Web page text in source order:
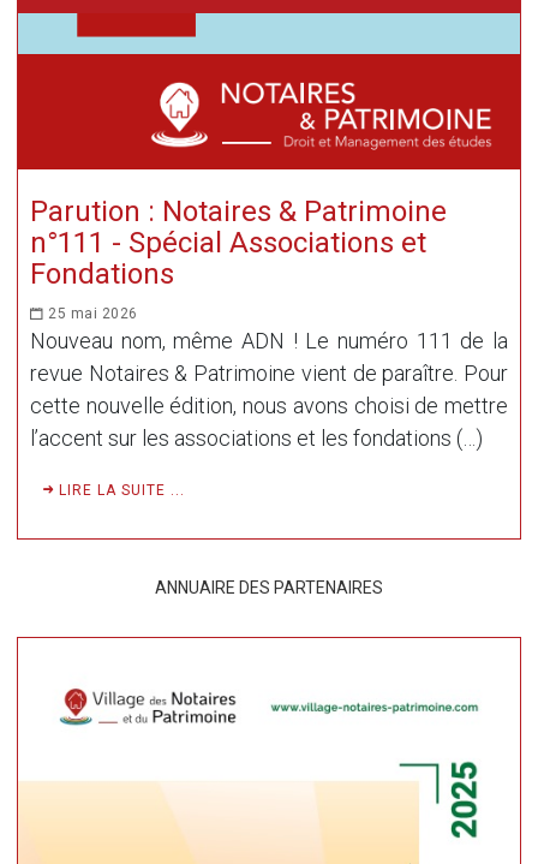
Parution : Notaires & Patrimoine
n°111 - Spécial Associations et
Fondations
25 mai 2026
Nouveau nom, même ADN ! Le numéro 111 de la
revue Notaires & Patrimoine vient de paraître. Pour
cette nouvelle édition, nous avons choisi de mettre
l’accent sur les associations et les fondations (…)
LIRE LA SUITE ...
ANNUAIRE DES PARTENAIRES